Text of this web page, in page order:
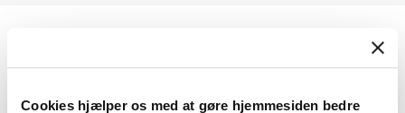
Cookies hjælper os med at gøre hjemmesiden bedre